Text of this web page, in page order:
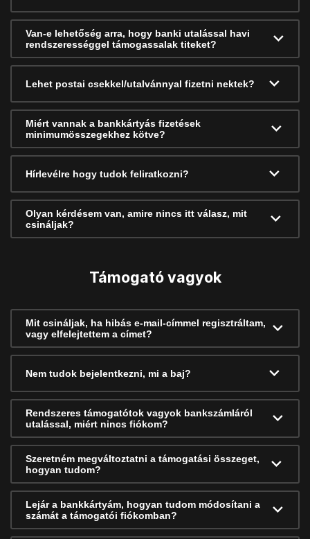
Van-e lehetőség arra, hogy banki utalással havi
rendszerességgel támogassalak titeket?
Lehet postai csekkel/utalvánnyal fizetni nektek?
Miért vannak a bankkártyás fizetések
minimumösszegekhez kötve?
Hírlevélre hogy tudok feliratkozni?
Olyan kérdésem van, amire nincs itt válasz, mit
csináljak?
Támogató vagyok
Mit csináljak, ha hibás e-mail-címmel regisztráltam,
vagy elfelejtettem a címet?
Nem tudok bejelentkezni, mi a baj?
Rendszeres támogatótok vagyok bankszámláról
utalással, miért nincs fiókom?
Szeretném megváltoztatni a támogatási összeget,
hogyan tudom?
Lejár a bankkártyám, hogyan tudom módosítani a
számát a támogatói fiókomban?